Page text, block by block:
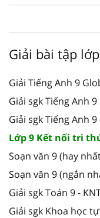
Giải bài tập
Giải Tiếng Anh 9
Giải sgk Tiếng Anh
Giải sgk Tiếng Anh
Lớp 9 Kết nối tri
Soạn văn 9 (hay
Soạn văn 9 (ngắn
Giải sgk Toán 9 -
Giải sgk Khoa học